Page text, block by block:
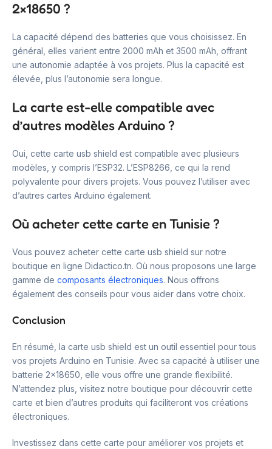
2×18650 ?
La capacité dépend des batteries que vous choisissez. En
général, elles varient entre 2000 mAh et 3500 mAh, offrant
une autonomie adaptée à vos projets. Plus la capacité est
élevée, plus l’autonomie sera longue.
La carte est-elle compatible avec
d’autres modèles Arduino ?
Oui, cette carte usb shield est compatible avec plusieurs
modèles, y compris l’ESP32. L’ESP8266, ce qui la rend
polyvalente pour divers projets. Vous pouvez l’utiliser avec
d’autres cartes Arduino également.
Où acheter cette carte en Tunisie ?
Vous pouvez acheter cette carte usb shield sur notre
boutique en ligne Didactico.tn. Où nous proposons une large
gamme de composants électroniques. Nous offrons
également des conseils pour vous aider dans votre choix.
Conclusion
En résumé, la carte usb shield est un outil essentiel pour tous
vos projets Arduino en Tunisie. Avec sa capacité à utiliser une
batterie 2×18650, elle vous offre une grande flexibilité.
N’attendez plus, visitez notre boutique pour découvrir cette
carte et bien d’autres produits qui faciliteront vos créations
électroniques.
Investissez dans cette carte pour améliorer vos projets et